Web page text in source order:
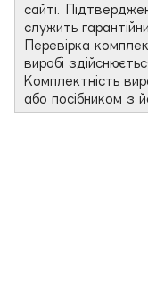
сайті.
служить
Перевірка
виробі
Комплектність
або посібником з